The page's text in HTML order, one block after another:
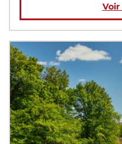
Voir